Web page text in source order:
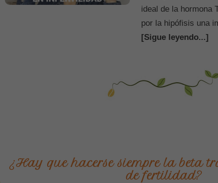
ideal de la
por la hipófisis una
[Sigue leyendo...]
¿Hay que hacerse siempre la beta
de fertilidad?